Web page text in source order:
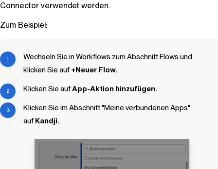
Connector verwendet werden.
Zum Beispiel:
Wechseln Sie in Workflows zum Abschnitt Flows und
klicken Sie auf +Neuer Flow.
Klicken Sie aufApp-Aktion hinzufügen.
Klicken Sie im Abschnitt "Meine verbundenen Apps"
auf Kandji.